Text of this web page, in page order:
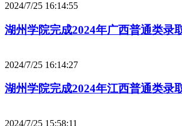
2024/7/25 16:14:55
湖州学院完成2024年广西普通类录
2024/7/25 16:14:27
湖州学院完成2024年江西普通类录
2024/7/25 15:58:11